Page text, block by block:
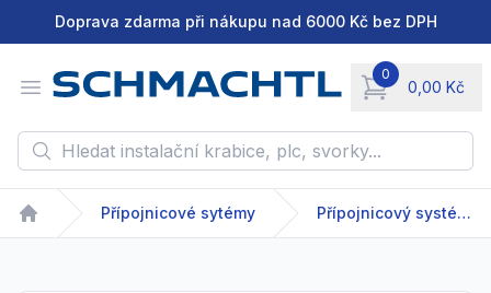
Doprava zdarma při nákupu nad 6000 Kč bez DPH
Open menu
0
0,00 Kč
items in cart,
Hledat instalační krabice, plc, svorky...
Home
Přípojnicové sytémy Přípojnicový systém - GDA/GDR - 63-2500 A